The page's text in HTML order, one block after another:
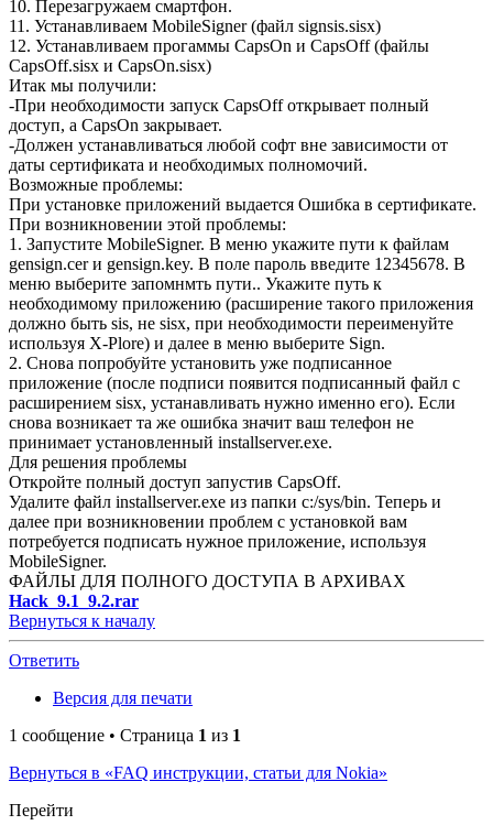
10. Перезагружаем смартфон.
11. Устанавливаем MobileSigner (файл signsis.sisx)
12. Устанавливаем прогаммы CapsOn и CapsOff (файлы
CapsOff.sisx и CapsOn.sisx)
Итак мы получили:
-При необходимости запуск CapsOff открывает полный
доступ, а CapsOn закрывает.
-Должен устанавливаться любой софт вне зависимости от
даты сертификата и необходимых полномочий.
Возможные проблемы:
При установке приложений выдается Ошибка в сертификате.
При возникновении этой проблемы:
1. Запустите MobileSigner. В меню укажите пути к файлам
gensign.cer и gensign.key. В поле пароль введите 12345678. В
меню выберите запомнмть пути.. Укажите путь к
необходимому приложению (расширение такого приложения
должно быть sis, не sisx, при необходимости переименуйте
используя X-Plore) и далее в меню выберите Sign.
2. Снова попробуйте установить уже подписанное
приложение (после подписи появится подписанный файл с
расширением sisx, устанавливать нужно именно его). Если
снова возникает та же ошибка значит ваш телефон не
принимает установленный installserver.exe.
Для решения проблемы
Откройте полный доступ запустив CapsOff.
Удалите файл installserver.exe из папки c:/sys/bin. Теперь и
далее при возникновении проблем с установкой вам
потребуется подписать нужное приложение, используя
MobileSigner.
ФАЙЛЫ ДЛЯ ПОЛНОГО ДОСТУПА В АРХИВАХ
Hack_9.1_9.2.rar
Вернуться к началу
Ответить
Версия для печати
1 сообщение • Страница 1 из 1
Вернуться в «FAQ инструкции, статьи для Nokia»
Перейти